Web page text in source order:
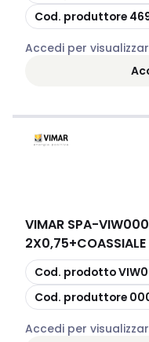
copia
Cod. produttore
Accedi per
VIMAR SPA-
copia
Cod. prodotto
copia
Cod. produttore
Accedi per